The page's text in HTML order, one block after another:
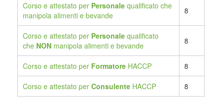
Corso e attestato per Personale qualificato che
manipola alimenti e bevande
8
Corso e attestato per Personale qualificato
che NON manipola alimenti e bevande 8
Corso e attestato per Formatore HACCP 8
Corso e attestato per Consulente HACCP 8